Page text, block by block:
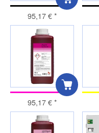
95,17 €*
95,17 €*